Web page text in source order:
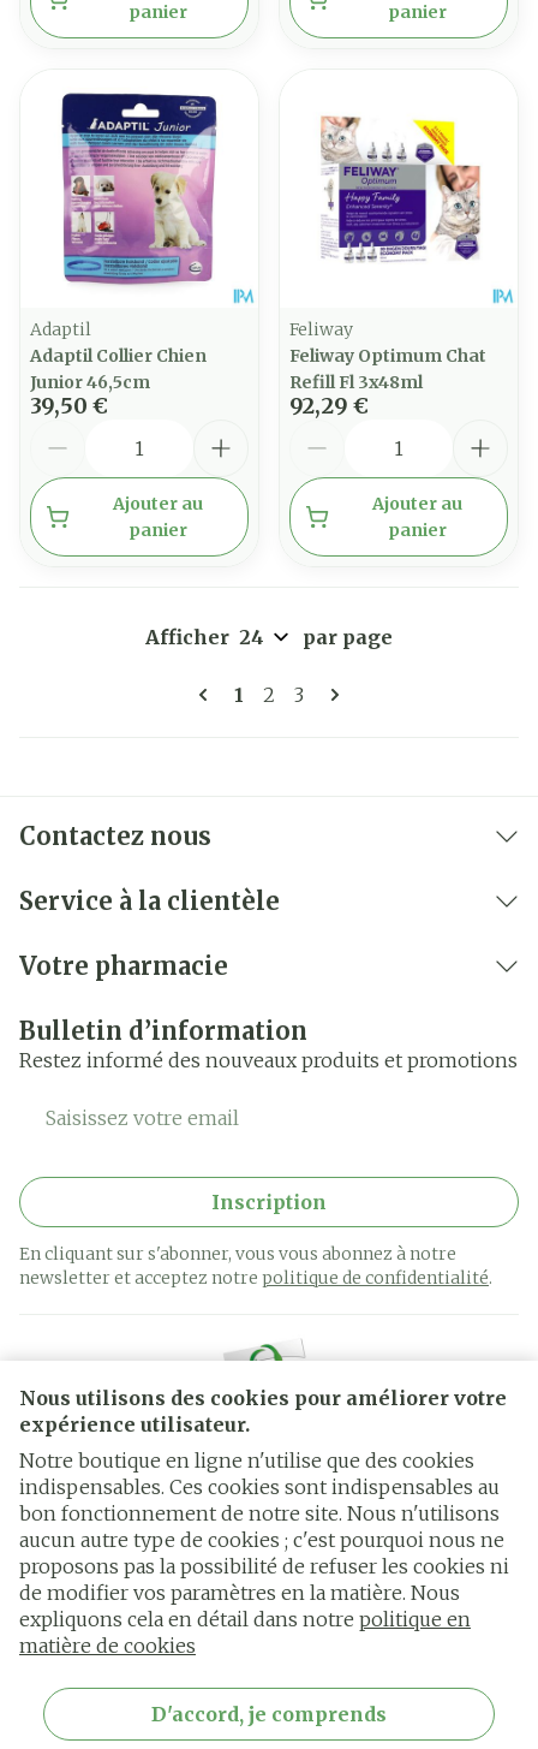
Nous utilisons des cookies pour améliorer votre
expérience utilisateur.
Notre boutique en ligne n'utilise que des cookies
indispensables. Ces cookies sont indispensables au
bon fonctionnement de notre site. Nous n'utilisons
aucun autre type de cookies ; c'est pourquoi nous ne
proposons pas la possibilité de refuser les cookies ni
de modifier vos paramètres en la matière. Nous
expliquons cela en détail dans notre politique en
matière de cookies
D'accord, je comprends
panier
panier
Adaptil
Adaptil Collier Chien
Junior 46,5cm
39,50 €
Ajouter au
panier
Feliway
Feliway Optimum Chat
Refill Fl 3x48ml
92,29 €
Ajouter au
panier
Pages
Vous lisez actuellement la
1 Page
2 Page
3
Afficher par page
Contactez nous
Service à la clientèle
Votre pharmacie
Bulletin d’information
Restez informé des nouveaux produits et promotions
Adresse mail
Inscription
En cliquant sur s'abonner, vous vous abonnez à notre
newsletter et acceptez notre politique de confidentialité.
Liens légaux